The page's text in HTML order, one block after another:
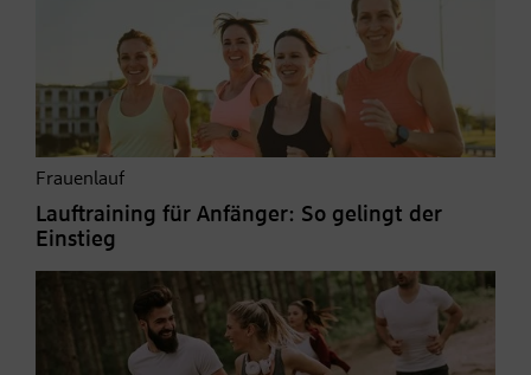
Frauenlauf
Lauftraining für Anfänger: So gelingt der
Einstieg